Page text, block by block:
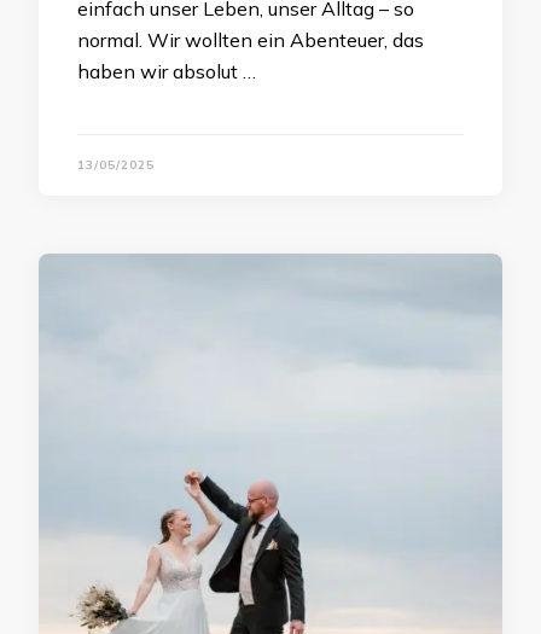
einfach unser Leben, unser Alltag – so
normal. Wir wollten ein Abenteuer, das
haben wir absolut …
13/05/2025